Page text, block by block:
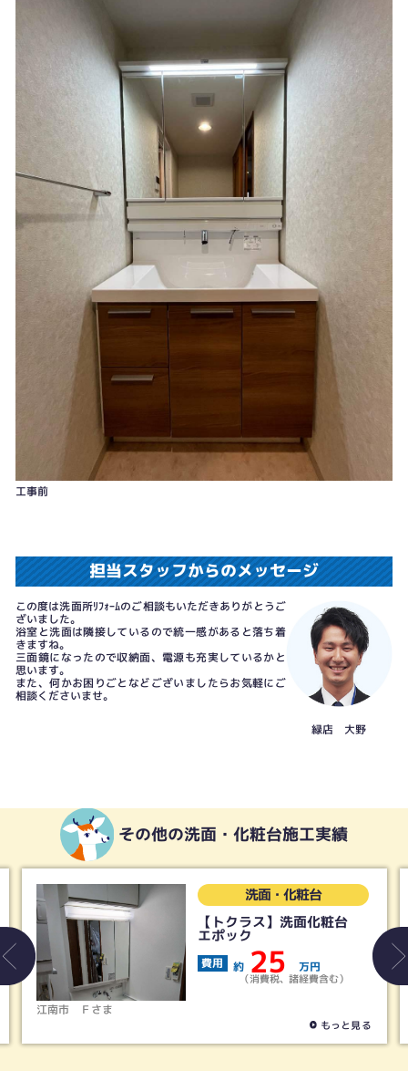
工事前
担当スタッフからのメッセージ
この度は洗面所ﾘﾌｫｰﾑのご相談もいただきありがとうご
ざいました。
浴室と洗面は隣接しているので統一感があると落ち着
きますね。
三面鏡になったので収納面、電源も充実しているかと
思います。
また、何かお困りごとなどございましたらお気軽にご
相談くださいませ。
緑店 大野
その他の洗面・化粧台施工実績
江南市 Ｆさま
洗面・化粧台
【トクラス】洗面化粧台
エポック
費用 約 25 万円
（消費税、諸経費含む）
もっと見る